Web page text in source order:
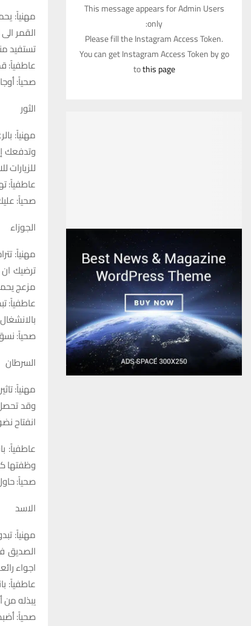
مهنياً:
القمر
تستفيد
عاطفياً:
صحياً:
الثور
مهنياً:
وتدفعك
للزيارات
عاطفياً:
صحياً:
الجوزاء
مهنياً:
ترضيك
مزعج
عاطفياً:
صحياً:
السرطان
مهنياً:
وقد
انفتاح
عاطفياً:
وظفتها
صحياً:
الاسد
مهنياً:
الصديق
اجواء
عاطفياً:
يبذله من
صحياً:
This message appears for Admin Users
only:
Please fill the Instagram Access Token.
You can get Instagram Access Token by go
tothis page